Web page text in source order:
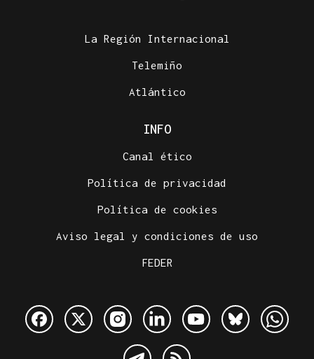
La Región Internacional
Telemiño
Atlántico
INFO
Canal ético
Política de privacidad
Política de cookies
Aviso legal y condiciones de uso
FEDER